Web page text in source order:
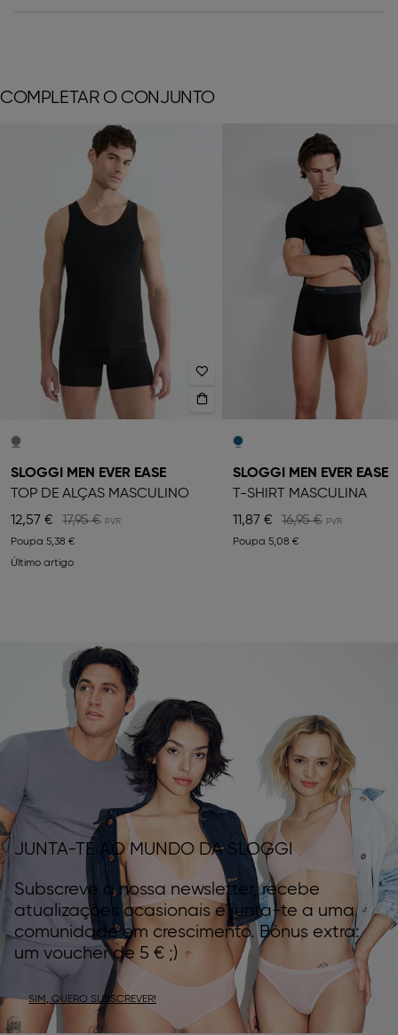
COMPLETAR O CONJUNTO
SLOGGI MEN EVER EASE
TOP DE ALÇAS MASCULINO
12,57 €
17,95 €
Poupa 5,38 €
Último artigo
SLOGGI MEN EVER EASE
T-SHIRT MASCULINA
11,87 €
16,95 €
Poupa 5,08 €
JUNTA-TE AO MUNDO DA SLOGGI
Subscreve a nossa newsletter, recebe
atualizações ocasionais e junta-te a uma
comunidade em crescimento. Bónus extra:
um voucher de 5 € ;)
SIM, QUERO SUBSCREVER!